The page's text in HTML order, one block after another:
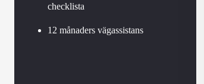
checklista
12 månaders vägassistans